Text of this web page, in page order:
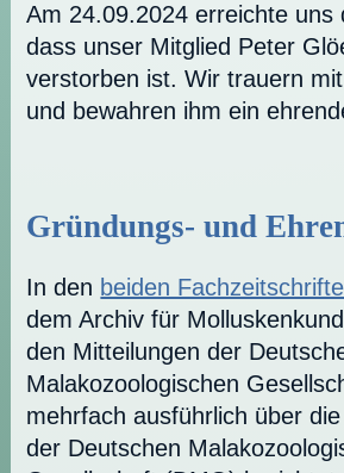
Am 24.09.2024 erreichte uns
dass unser Mitglied Peter
verstorben ist. Wir trauern
und bewahren ihm ein
Gründungs- und
In den beiden
dem Archiv für
den Mitteilungen der
Malakozoologischen
mehrfach ausführlich über
der Deutschen